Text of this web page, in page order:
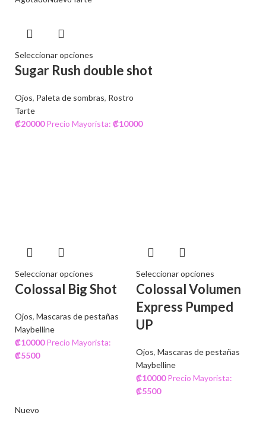
Seleccionar opciones
Sugar Rush double shot
Ojos, Paleta de sombras, Rostro
Tarte
₡20000 Precio Mayorista: ₡10000
Seleccionar opciones
Colossal Big Shot
Ojos, Mascaras de pestañas
Maybelline
₡10000 Precio Mayorista:
₡5500
Seleccionar opciones
Colossal Volumen
Express Pumped
UP
Ojos, Mascaras de pestañas
Maybelline
₡10000 Precio Mayorista:
₡5500
Nuevo